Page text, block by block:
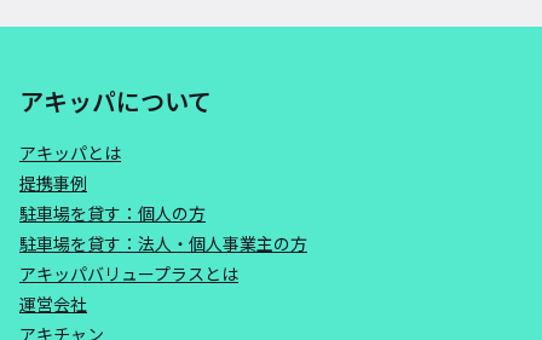
アキッパについて
アキッパとは
提携事例
駐車場を貸す：個人の方
駐車場を貸す：法人・個人事業主の方
アキッパバリュープラスとは
運営会社
アキチャン